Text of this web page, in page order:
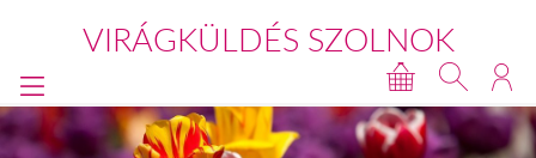
VIRÁGKÜLDÉS SZOLNOK